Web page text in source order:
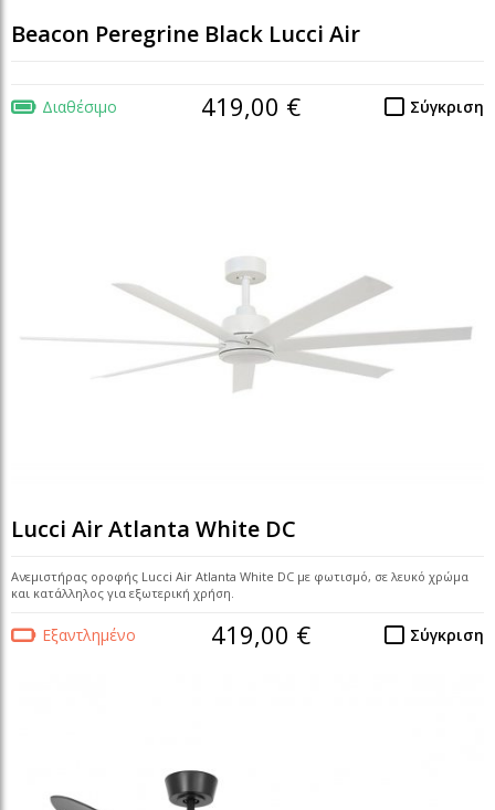
Beacon Peregrine Black Lucci Air
Διαθέσιμο Σύγκριση
419,00 €
Lucci Air Atlanta White DC
Ανεμιστήρας οροφής Lucci Air Atlanta White DC με φωτισμό, σε λευκό χρώμα
και κατάλληλος για εξωτερική χρήση.
Εξαντλημένο Σύγκριση
419,00 €